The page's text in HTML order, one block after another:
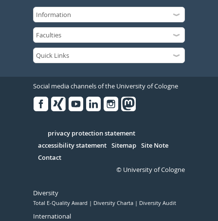
Social media channels of the University of Cologne
Serivce
privacy protection statement
accessibility statement Sitemap Site Note
Contact
© University of Cologne
Diversity
Total E-Quality Award Diversity Charta Diversity Audit
International